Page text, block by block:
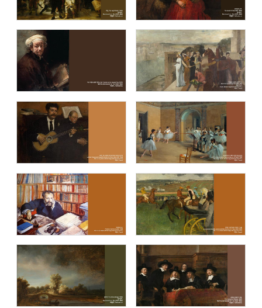
세계의 봄 (Spring in the world) 렘브란트 반 레인 (Rembrandt van Rijn)
에두아르 마네 (Edouard Manet) 종교화 (Holy pictures)
요하네스 베르메르 (Johannes Vermeer)
스웨덴국립미술관 (National Museum
of Sweden)
시카고 미술관 (The Art Institute of
Chicago)
메트로폴리탄 미술관 (The Metropolitan
Museum of Art - The MET)
세계 유명 미술관 아트 컬렉션 / The
collection of the world's famous art
museums
탁자에서 (On the Table)